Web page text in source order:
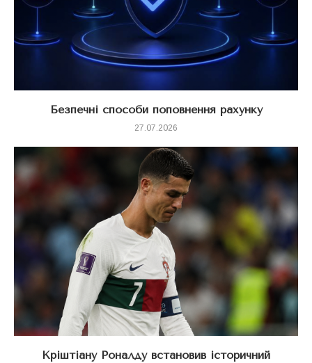
Безпечні способи поповнення рахунку
27.07.2026
Кріштіану Роналду встановив історичний